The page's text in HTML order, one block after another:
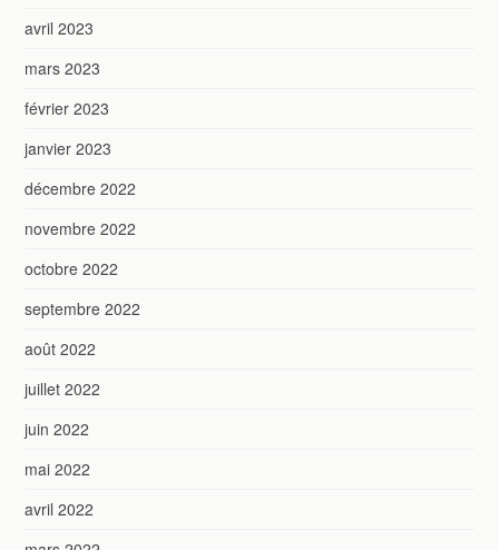
avril 2023
mars 2023
février 2023
janvier 2023
décembre 2022
novembre 2022
octobre 2022
septembre 2022
août 2022
juillet 2022
juin 2022
mai 2022
avril 2022